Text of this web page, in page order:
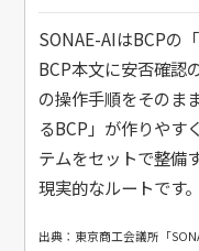
SONAE-AIはBCPの
BCP本文に安否確認
の操作手順をそのま
るBCP」が作りやす
テムをセットで整備
現実的なルートです。
出典：東京商工会議所「